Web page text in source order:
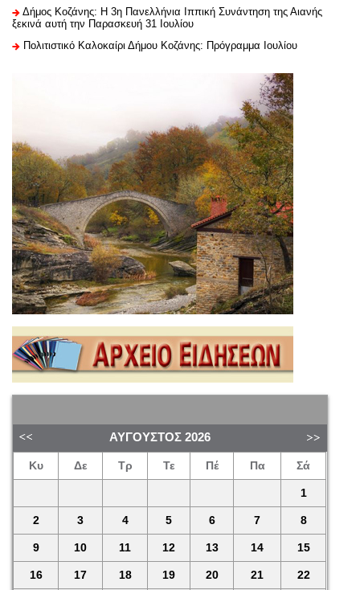
Δήμος Κοζάνης: Η 3η Πανελλήνια Ιππική Συνάντηση της Αιανής
ξεκινά αυτή την Παρασκευή 31 Ιουλίου
Πολιτιστικό Καλοκαίρι Δήμου Κοζάνης: Πρόγραμμα Ιουλίου
ΑΎΓΟΥΣΤΟΣ 2026
Κυ Δε Τρ Τε Πέ Πα Σά
1
2 3 4 5 6 7 8
9 10 11 12 13 14 15
16 17 18 19 20 21 22